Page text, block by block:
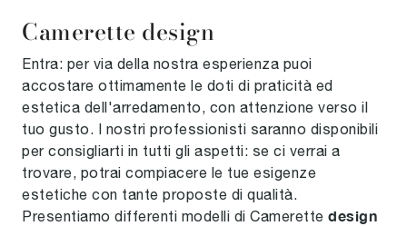
Camerette design
Entra: per via della nostra esperienza puoi
accostare ottimamente le doti di praticità ed
estetica dell'arredamento, con attenzione verso il
tuo gusto. I nostri professionisti saranno disponibili
per consigliarti in tutti gli aspetti: se ci verrai a
trovare, potrai compiacere le tue esigenze
estetiche con tante proposte di qualità.
Presentiamo differenti modelli di Camerette design